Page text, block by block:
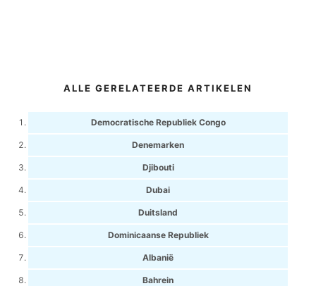
ALLE GERELATEERDE ARTIKELEN
Democratische Republiek Congo
Denemarken
Djibouti
Dubai
Duitsland
Dominicaanse Republiek
Albanië
Bahrein